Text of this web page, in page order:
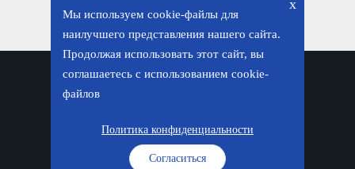
x
Мы используем cookie-файлы для
наилучшего представления нашего сайта.
Продолжая использовать этот сайт, вы
соглашаетесь с использованием cookie-
файлов
Согласиться
Политика конфиденциальности